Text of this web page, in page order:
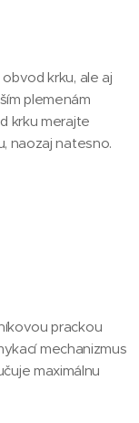
krku, ale aj
plemenám
krku merajte
naozaj natesno.
prackou
mechanizmus
maximálnu